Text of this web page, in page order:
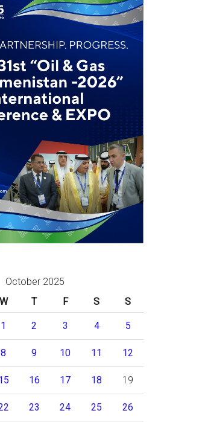
October 2025
W T F S S
1 2 3 4 5
8 9 10 11 12
16 17 18 19
23 24 25 26